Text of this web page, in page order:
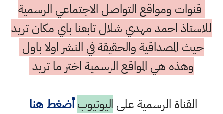
قنوات ومواقع التواصل الاجتماعي الرسمية
للاستاذ احمد مهدي شلال تابعنا باي مكان تريد
حيث المصداقية والحقيقة في النشر اولا باول
وهذه هي المواقع الرسمية اختر ما تريد
القناة الرسمية على اليوتيوب أضغط هنا